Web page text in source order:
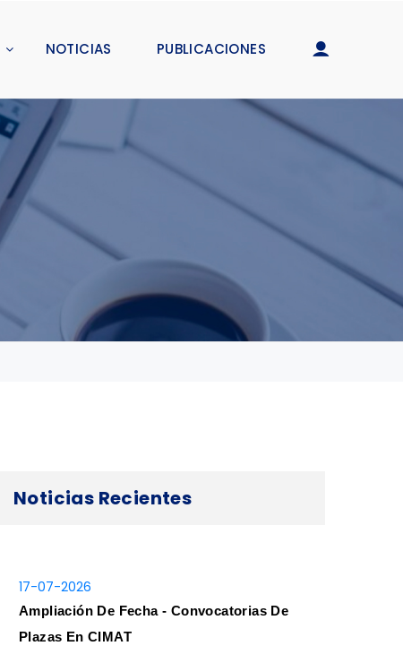
NOTICIAS PUBLICACIONES
Noticias Recientes
17-07-2026
Ampliación De Fecha - Convocatorias De
Plazas En CIMAT